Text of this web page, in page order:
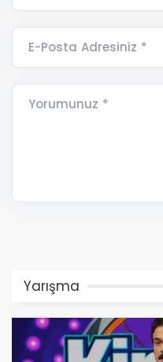
E-Posta Adresiniz *
Yorumunuz *
Yarışma